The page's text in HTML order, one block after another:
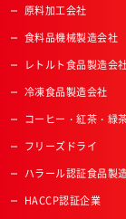
原料加工会社
食料品機械製造会社
レトルト食品製造会
冷凍食品製造会社
コーヒー・紅茶・緑
フリーズドライ
ハラール認証食品製
HACCP認証企業